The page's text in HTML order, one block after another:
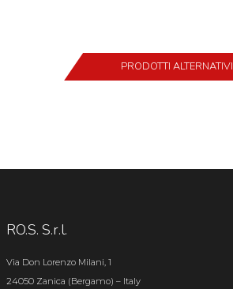
PRODOTTI ALTERNATIVI
RO.S. S.r.l.
Via Don Lorenzo Milani, 1
24050 Zanica (Bergamo) – Italy